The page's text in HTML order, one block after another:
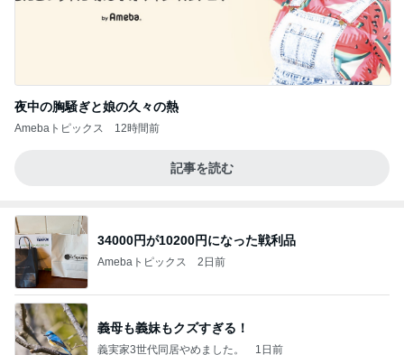
夜中の胸騒ぎと娘の久々の熱
Amebaトピックス 12時間前
記事を読む
34000円が10200円になった戦利品
Amebaトピックス 2日前
義母も義妹もクズすぎる！
義実家3世代同居やめました。 1日前